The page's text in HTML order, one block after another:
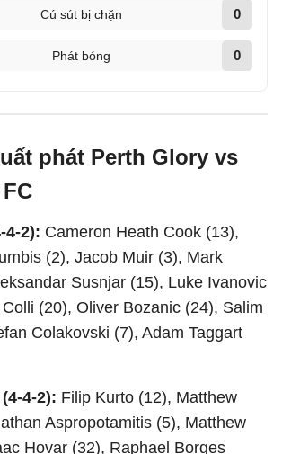
Cú sút bị chặn 0
Phát bóng 0
phát Perth Glory vs
4-2): Cameron Heath Cook (13),
(2), Jacob Muir (3), Mark
Susnjar (15), Luke Ivanovic
(20), Oliver Bozanic (24), Salim
Colakovski (7), Adam Taggart
4-2): Filip Kurto (12), Matthew
Aspropotamitis (5), Matthew
Hovar (32), Raphael Borges